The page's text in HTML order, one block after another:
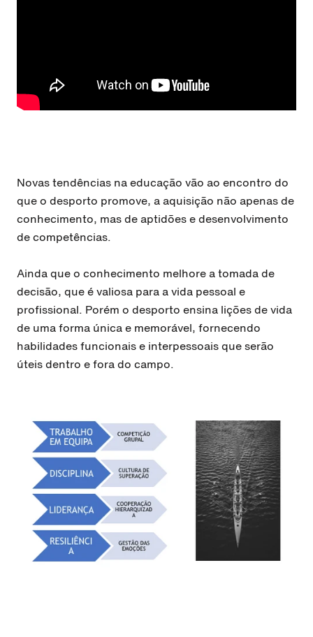
Novas tendências na educação vão ao encontro do
que o desporto promove, a aquisição não apenas de
conhecimento, mas de aptidões e desenvolvimento
de competências.
Ainda que o conhecimento melhore a tomada de
decisão, que é valiosa para a vida pessoal e
profissional. Porém o desporto ensina lições de vida
de uma forma única e memorável, fornecendo
habilidades funcionais e interpessoais que serão
úteis dentro e fora do campo.